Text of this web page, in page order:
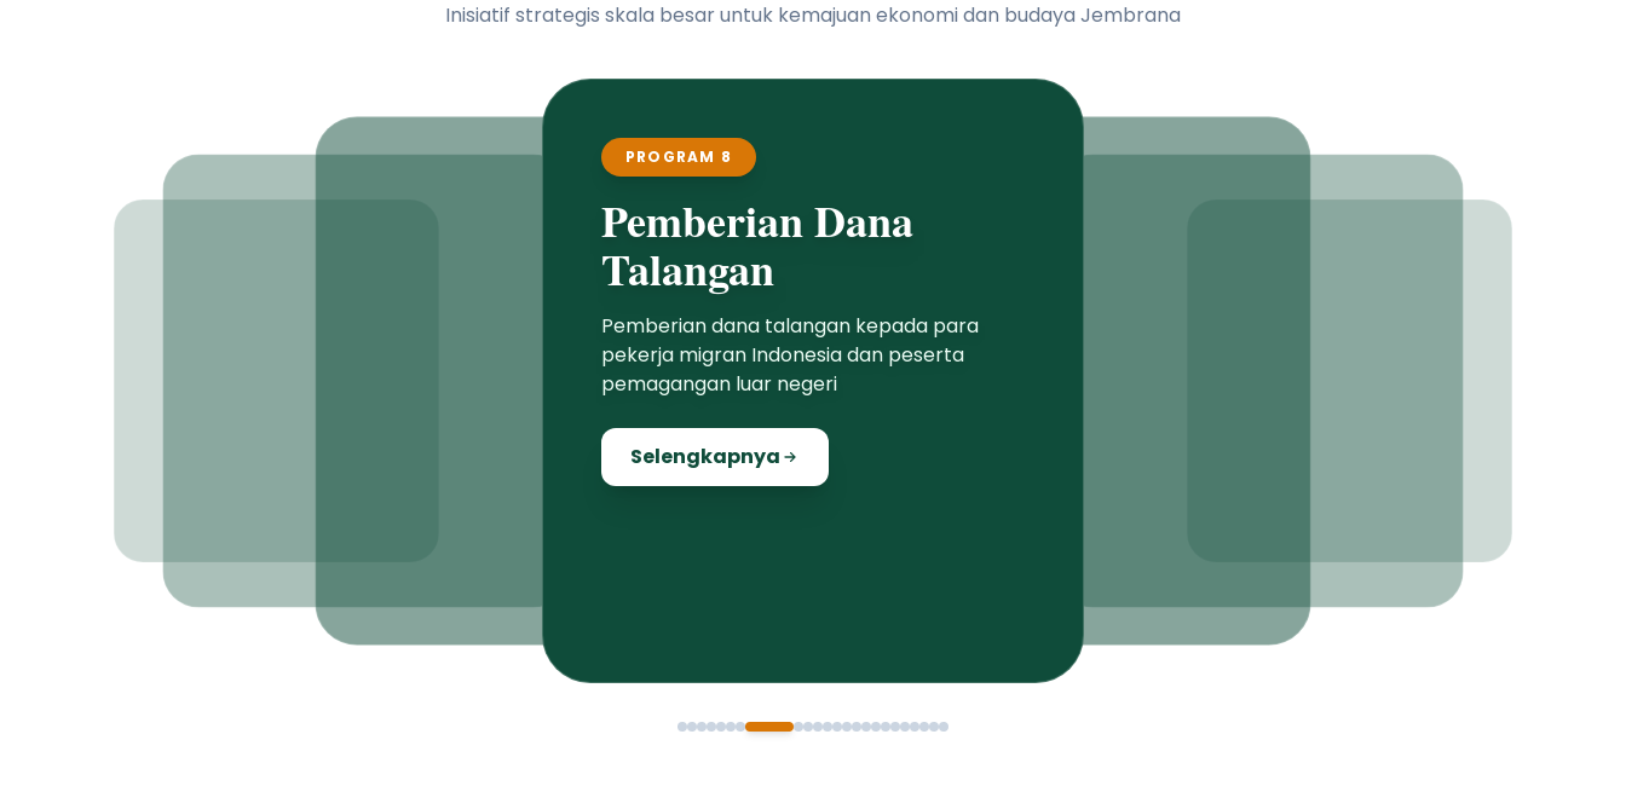
Inisiatif strategis skala besar untuk kemajuan ekonomi dan budaya Jembrana
PROGRAM 8
Pemberian Dana
Talangan
Pemberian dana talangan kepada para
pekerja migran Indonesia dan peserta
pemagangan luar negeri
Selengkapnya